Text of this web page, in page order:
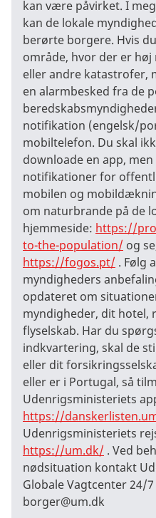
kan være påvirket. I
kan de lokale
berørte borgere. Hvis
område, hvor der er
eller andre katastrofer,
en alarmbesked fra de
notifikation (engelsk/
mobiltelefon. Du skal
downloade en app,
notifikationer for
mobilen og
om naturbrande på de
hjemmeside: https://
to-the-population/ og
https://fogos.pt/ . Følg
myndigheders
opdateret om
myndigheder, dit hotel,
flyselskab. Har du
indkvartering, skal de
eller dit
eller er i Portugal, så
Udenrigsministeriets
https://
Udenrigsministeriets
https://um.dk/ . Ved
nødsituation kontakt
Globale Vagtcenter 24/
borger@um.dk